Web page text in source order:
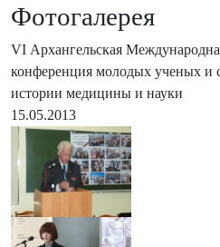
Фотогалерея
VI Архангельская
конференция молодых ученых и
истории медицины и науки
15.05.2013